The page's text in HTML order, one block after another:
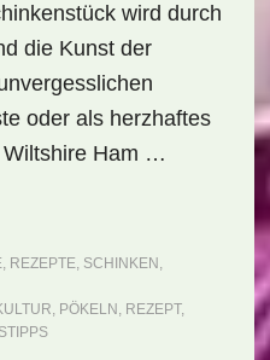
wird durch
die Kunst der
oder als herzhaftes
Wiltshire Ham …
, REZEPTE, SCHINKEN ,
, PÖKELN , REZEPT,